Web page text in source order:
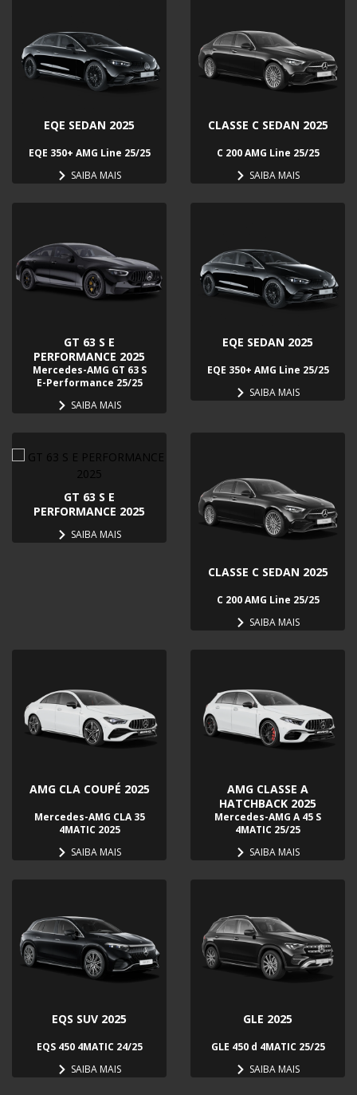
EQE SEDAN 2025
EQE 350+ AMG Line 25/25
SAIBA MAIS
CLASSE C SEDAN 2025
C 200 AMG Line 25/25
SAIBA MAIS
GT 63 S E
PERFORMANCE 2025
Mercedes-AMG GT 63 S
E-Performance 25/25
SAIBA MAIS
EQE SEDAN 2025
EQE 350+ AMG Line 25/25
SAIBA MAIS
GT 63 S E
PERFORMANCE 2025
SAIBA MAIS
CLASSE C SEDAN 2025
C 200 AMG Line 25/25
SAIBA MAIS
AMG CLA COUPÉ 2025
Mercedes-AMG CLA 35
4MATIC 2025
SAIBA MAIS
AMG CLASSE A
HATCHBACK 2025
Mercedes-AMG A 45 S
4MATIC 25/25
SAIBA MAIS
EQS SUV 2025
EQS 450 4MATIC 24/25
SAIBA MAIS
GLE 2025
GLE 450 d 4MATIC 25/25
SAIBA MAIS